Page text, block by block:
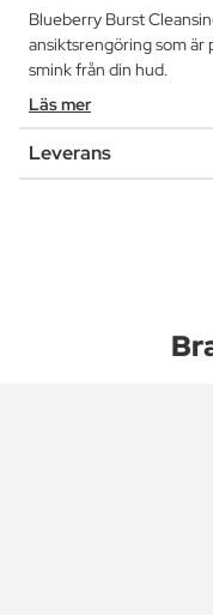
Blueberry Burst
ansiktsrengöring som är
smink från din hud.
Läs mer
Leverans